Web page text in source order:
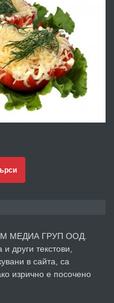
преди 3 дни
наем
преди 3 дни
Офис под наем в кв.
преди 4 дни
в гр. Хасково кв.
МЕДИА ГРУП ООД.
други текстови,
в сайта, са
изрично е посочено